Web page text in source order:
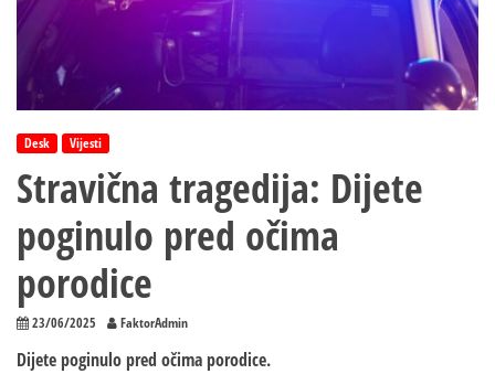
Desk Vijesti
Stravična tragedija: Dijete
poginulo pred očima
porodice
23/06/2025 FaktorAdmin
Dijete poginulo pred očima porodice.